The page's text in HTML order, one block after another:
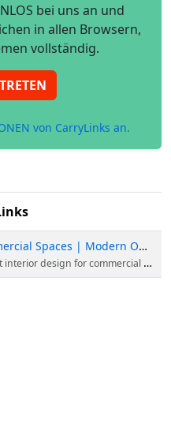
bei uns an und
in allen Browsern,
vollständig.
von CarryLinks an.
Interior Design for Commercial Spaces | Modern Office Solutions
high-end environments tailored to your brand. Make your workspace work for you. Start with Civil and Interior today!